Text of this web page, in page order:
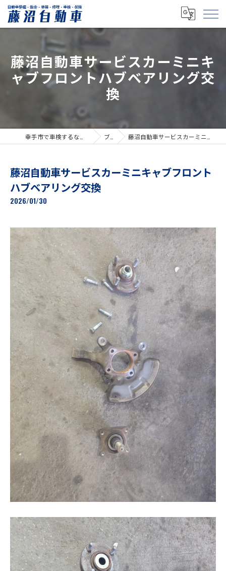
藤沼自動車サービスカーミニキ
ャブフロントハブベアリング交
換
ブログ 藤沼自動車サービスカーミニキャブフロントハブベアリング交換
藤沼自動車サービスカーミニキャブフロント
ハブベアリング交換
2026/01/30